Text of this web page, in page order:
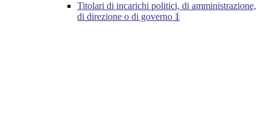
Titolari di incarichi politici, di amministrazione,
di direzione o di governo 1